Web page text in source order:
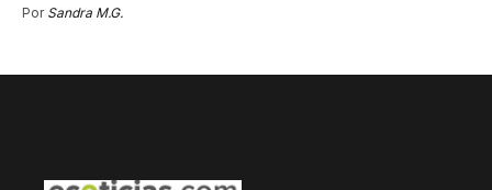
Por Sandra M.G.